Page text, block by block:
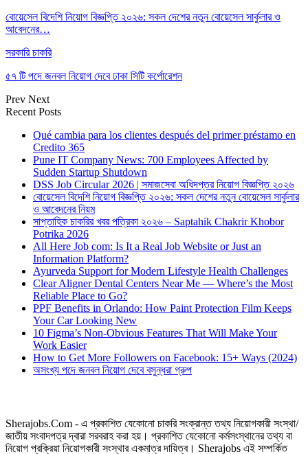
বোয়েসেল বিদেশি নিয়োগ বিজ্ঞপ্তি ২০২৬: সকল দেশের নতুন বোয়েসেল সার্কুলার ও
আবেদনের…
সরকারি চাকরি
৫৭ টি পদে জনবল নিয়োগ দেবে ঢাকা সিটি কর্পোরেশন
Prev Next
Recent Posts
Qué cambia para los clientes después del primer préstamo en
Credito 365
Pune IT Company News: 700 Employees Affected by
Sudden Startup Shutdown
DSS Job Circular 2026 | সমাজসেবা অধিদপ্তর নিয়োগ বিজ্ঞপ্তি ২০২৬
বোয়েসেল বিদেশি নিয়োগ বিজ্ঞপ্তি ২০২৬: সকল দেশের নতুন বোয়েসেল সার্কুলার
ও আবেদনের নিয়ম
সাপ্তাহিক চাকরির খবর পত্রিকা ২০২৬ – Saptahik Chakrir Khobor
Potrika 2026
All Here Job com: Is It a Real Job Website or Just an
Information Platform?
Ayurveda Support for Modern Lifestyle Health Challenges
Clear Aligner Dental Centers Near Me — Where’s the Most
Reliable Place to Go?
PPF Benefits in Orlando: How Paint Protection Film Keeps
Your Car Looking New
10 Figma’s Non-Obvious Features That Will Make Your
Work Easier
How to Get More Followers on Facebook: 15+ Ways (2024)
অসংখ্য পদে জনবল নিয়োগ দেবে বসুন্ধরা গ্রুপ
Sherajobs.Com - এ প্রকাশিত যেকোনো চাকরি সংক্রান্ত তথ্য নিয়োগকারী সংস্থা/
জাতীয় সংবাদপত্র দ্বারা সরবরাহ করা হয়। প্রকাশিত যেকোনো কর্মসংস্থানের তথ্য বা
নিয়োগ প্রক্রিয়া নিয়োগকারী সংস্থার একমাত্র দায়িত্ব। Sherajobs এই সম্পর্কিত